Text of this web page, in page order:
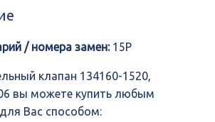
/ номера замен:15P
клапан 134160-1520,
вы можете купить любым
Вас способом: